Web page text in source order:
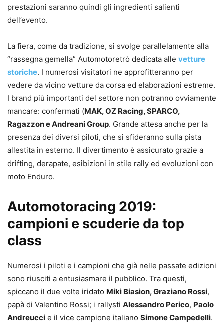
prestazioni saranno quindi gli ingredienti salienti
dell’evento.
La fiera, come da tradizione, si svolge parallelamente alla
“rassegna gemella” Automotoretrò dedicata alle vetture
storiche. I numerosi visitatori ne approfitteranno per
vedere da vicino vetture da corsa ed elaborazioni estreme.
I brand più importanti del settore non potranno ovviamente
mancare: confermati (MAK, OZ Racing, SPARCO,
Ragazzon e Andreani Group. Grande attesa anche per la
presenza dei diversi piloti, che si sfideranno sulla pista
allestita in esterno. Il divertimento è assicurato grazie a
drifting, derapate, esibizioni in stile rally ed evoluzioni con
moto Enduro.
Automotoracing 2019:
campioni e scuderie da top
class
Numerosi i piloti e i campioni che già nelle passate edizioni
sono riusciti a entusiasmare il pubblico. Tra questi,
spiccano il due volte iridato Miki Biasion, Graziano Rossi,
papà di Valentino Rossi; i rallysti Alessandro Perico, Paolo
Andreucci e il vice campione italiano Simone Campedelli.